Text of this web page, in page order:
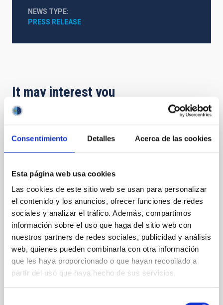
Consentimiento Detalles Acerca de las cookies
Esta página web usa cookies
Las cookies de este sitio web se usan para personalizar
el contenido y los anuncios, ofrecer funciones de redes
sociales y analizar el tráfico. Además, compartimos
información sobre el uso que haga del sitio web con
nuestros partners de redes sociales, publicidad y análisis
web, quienes pueden combinarla con otra información
que les haya proporcionado o que hayan recopilado a
partir del uso que haya hecho de sus servicios.
NEWS TYPE
PRESS RELEASE
It may interest you
PRESS RELEASE
El MCC acerca la ciencia accesible con la
ponencia ‘Los sonidos de las estrellas’
El Museo de Ciencia y el Cosmos (MCC),
perteneciente al Organismo Autónomo de Museos y
Centros (OAMC), se convierte este mes en el
escenario de una experiencia astronómica accesible.
El próximo jueves 26 de febrero a las 17:00 horas, el
doctor Enrique Pérez Montero impartirá la
conferencia " Los sonidos de las estrellas", una
propuesta que rompe con la tradición visual de la
astronomía para acercar el cosmos a través del oído.
La charla forma parte de la colaboración entre el
MCC y el Instituto de Astrofísica de Canarias (IAC)
dentro del proyecto Estallidos 8 , liderado por los